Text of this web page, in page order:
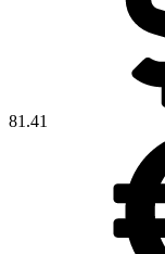
81.41